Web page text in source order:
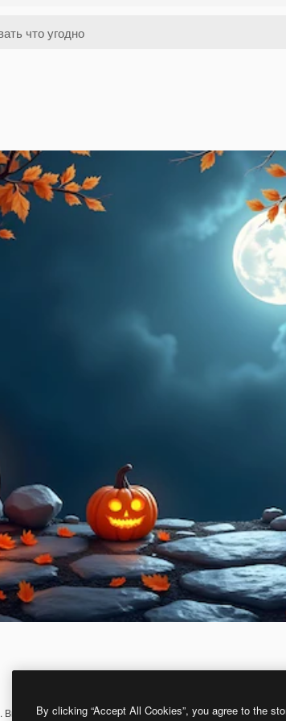
. Вы можете создать свой собственный с помощью нашего
By clicking “Accept All Cookies”, you agree to the